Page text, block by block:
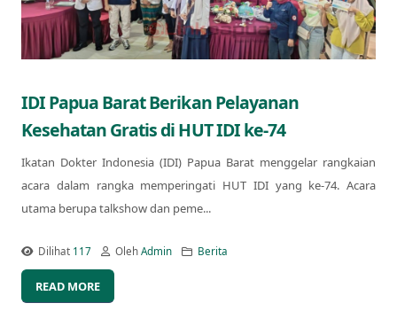
IDI Papua Barat Berikan Pelayanan
Kesehatan Gratis di HUT IDI ke-74
Ikatan Dokter Indonesia (IDI) Papua Barat menggelar rangkaian
acara dalam rangka memperingati HUT IDI yang ke-74. Acara
utama berupa talkshow dan peme...
Dilihat 117 OlehAdmin Berita
READ MORE